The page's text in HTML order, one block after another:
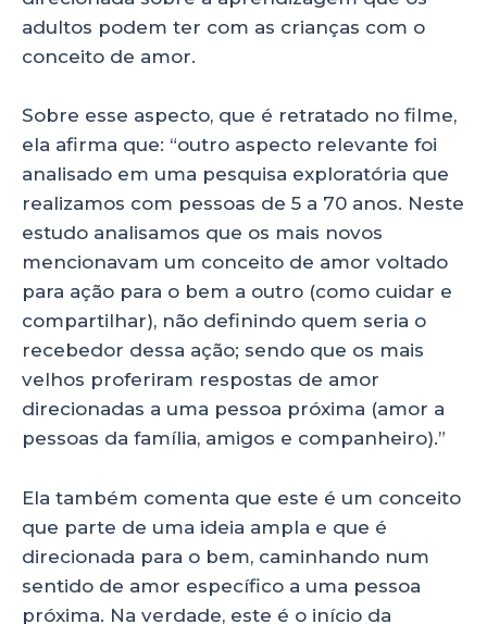
adultos podem ter com as crianças com o
conceito de amor.
Sobre esse aspecto, que é retratado no filme,
ela afirma que: “outro aspecto relevante foi
analisado em uma pesquisa exploratória que
realizamos com pessoas de 5 a 70 anos. Neste
estudo analisamos que os mais novos
mencionavam um conceito de amor voltado
para ação para o bem a outro (como cuidar e
compartilhar), não definindo quem seria o
recebedor dessa ação; sendo que os mais
velhos proferiram respostas de amor
direcionadas a uma pessoa próxima (amor a
pessoas da família, amigos e companheiro).”
Ela também comenta que este é um conceito
que parte de uma ideia ampla e que é
direcionada para o bem, caminhando num
sentido de amor específico a uma pessoa
próxima. Na verdade, este é o início da